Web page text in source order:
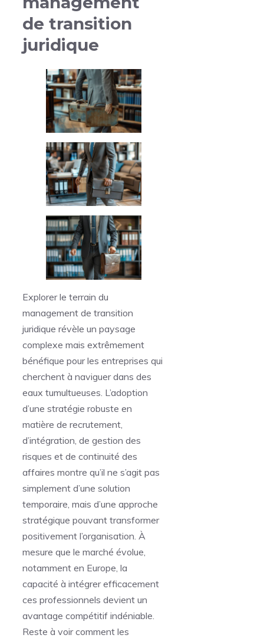
de transition
juridique
Explorer le terrain du
management de transition
juridique révèle un paysage
complexe mais extrêmement
bénéfique pour les entreprises qui
cherchent à naviguer dans des
eaux tumultueuses. L’adoption
d’une stratégie robuste en
matière de recrutement,
d’intégration, de gestion des
risques et de continuité des
affaires montre qu’il ne s’agit pas
simplement d’une solution
temporaire, mais d’une approche
stratégique pouvant transformer
positivement l’organisation. À
mesure que le marché évolue,
notamment en Europe, la
capacité à intégrer efficacement
ces professionnels devient un
avantage compétitif indéniable.
Reste à voir comment les